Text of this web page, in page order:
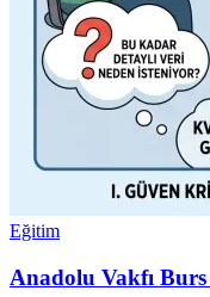
Eğitim
Anadolu Vakfı